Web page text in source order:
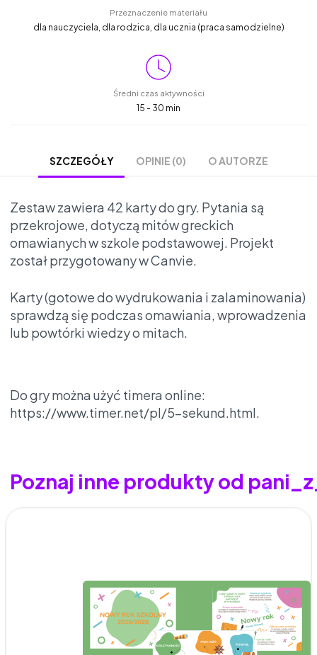
Przeznaczenie materiału
dla nauczyciela, dla rodzica, dla ucznia (praca samodzielne)
Średni czas aktywności
15 - 30 min
SZCZEGÓŁY OPINIE (0) O AUTORZE
Zestaw zawiera 42 karty do gry. Pytania są
przekrojowe, dotyczą mitów greckich
omawianych w szkole podstawowej. Projekt
został przygotowany w Canvie.
Karty (gotowe do wydrukowania i zalaminowania)
sprawdzą się podczas omawiania, wprowadzenia
lub powtórki wiedzy o mitach.
Do gry można użyć timera online:
https://www.timer.net/pl/5-sekund.html.
Poznaj inne produkty od